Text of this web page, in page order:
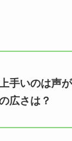
手いのは声
広さは？